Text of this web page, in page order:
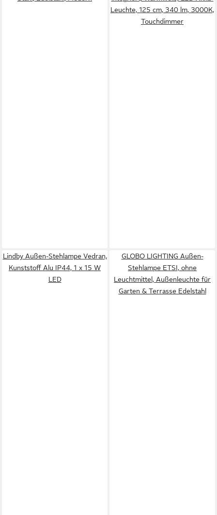
Leuchte, 125 cm, 340 lm, 3000K,
Touchdimmer
Lindby Außen-Stehlampe Vedran,
Kunststoff Alu IP44, 1 x 15 W
LED
GLOBO LIGHTING Außen-
Stehlampe ETSI, ohne
Leuchtmittel, Außenleuchte für
Garten & Terrasse Edelstahl